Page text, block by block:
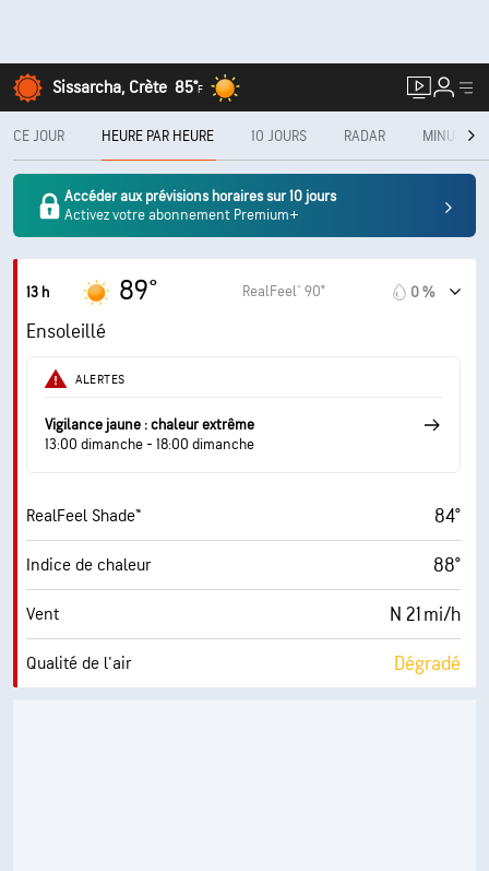
Sissarcha, Crète 85°F
CE JOUR HEURE PAR HEURE 10 JOURS RADAR
Accéder aux prévisions horaires sur 10 jours
Activez votre abonnement Premium+
13 h 89° RealFeel® 90° 0 %
Ensoleillé
ALERTES
Vigilance jaune : chaleur extrême
13:00 dimanche - 18:00 dimanche
RealFeel Shade™ 84°
Indice de chaleur 88°
Vent N 21 mi/h
Qualité de l'air Dégradé